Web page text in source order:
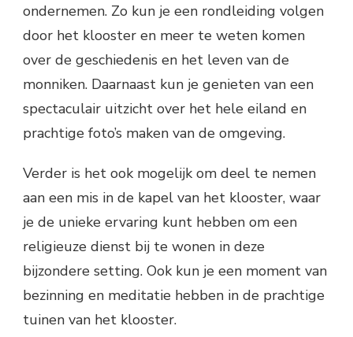
ondernemen. Zo kun je een rondleiding volgen
door het klooster en meer te weten komen
over de geschiedenis en het leven van de
monniken. Daarnaast kun je genieten van een
spectaculair uitzicht over het hele eiland en
prachtige foto’s maken van de omgeving.
Verder is het ook mogelijk om deel te nemen
aan een mis in de kapel van het klooster, waar
je de unieke ervaring kunt hebben om een
religieuze dienst bij te wonen in deze
bijzondere setting. Ook kun je een moment van
bezinning en meditatie hebben in de prachtige
tuinen van het klooster.